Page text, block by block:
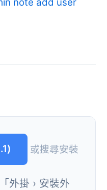
note add user
或搜尋安裝
掛 › 安裝外